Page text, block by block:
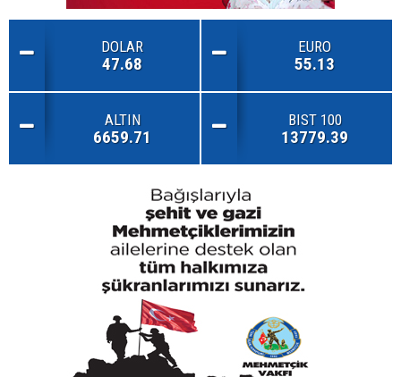
DOLAR
47.68
EURO
55.13
ALTIN
6659.71
BIST 100
13779.39